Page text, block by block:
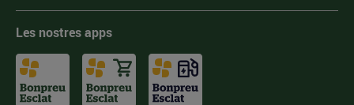
Les nostres apps